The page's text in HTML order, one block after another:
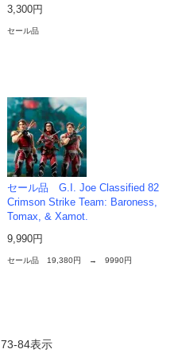
3,300円
セール品
セール品 G.I. Joe Classified 82
Crimson Strike Team: Baroness,
Tomax, & Xamot.
9,990円
セール品 19,380円 → 9990円
73-84表示